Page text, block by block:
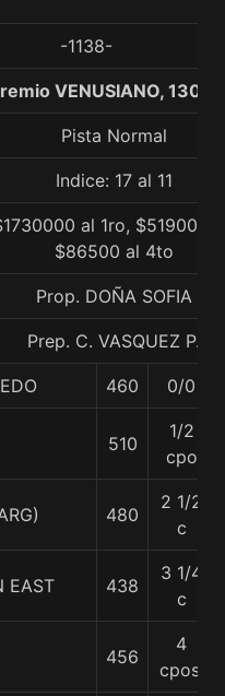
-1138-
VENUSIANO, 1300
Pista Normal
Indice: 17 al 11
al 1ro,
$86500 al 4to
Prop. DOÑA SOFIA
Prep. C. VASQUEZ P.
460 0/0
510
1/2
cpo
480
2 1/2
c
EAST 438
3 1/4
c
456
4
cpos.